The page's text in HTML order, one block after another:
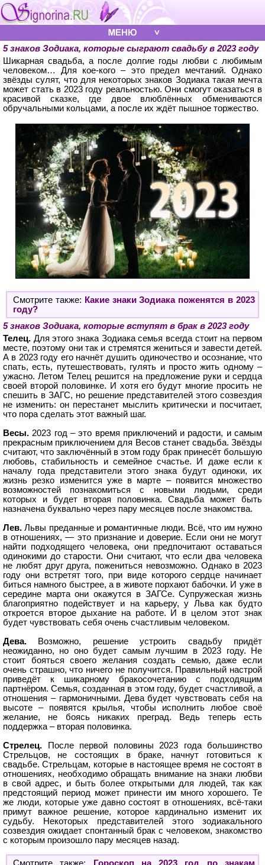
5 знаков Зодиака, которые сыграют свадьбу в 2023 году
Шикарная свадьба, а после долгие годы любви с любимым
человеком… Для кое-кого – это предел мечтаний. Однако
звёзды сулят, что для некоторых знаков Зодиака такая мечта
может стать в 2023 году реальностью. Они смогут оказаться в
красивой сказке, где двое влюблённых обмениваются
обручальными кольцами, а после их ждёт пышное торжество.
Смотрите также: Какие знаки Зодиака поженятся в 2023
году?
5 знаков Зодиака, которые вступят в брак в 2023 году
Телец. Для этого знака Зодиака семья всегда стоит на первом
месте, поэтому они так и стремятся жениться и завести детей.
А в 2023 году его начнёт душить одиночество и осознание, что
спать, есть, путешествовать, гулять и просто жить одному –
ужасно. Летом Телец решится на предложение руки и сердца
своей второй половинке. И хотя его будут многие просить не
спешить в ЗАГС, но решение представителей этого созвездия
не изменить: он перестанет мыслить критически и посчитает,
что пора сделать этот важный шаг.
Весы. 2023 год – это время приключений и радости, и самым
прекрасным приключением для Весов станет свадьба. Звёзды
считают, что заключённый в этом году брак принесёт большую
любовь, стабильность и семейное счастье. И даже если к
началу года представители этого знака будут одиноки, их
жизнь резко изменится уже в марте – появится множество
возможностей познакомиться с новыми людьми, среди
которых и будет вторая половинка. Свадьба может быть
назначена буквально через пару месяцев после знакомства.
Лев. Львы преданные и романтичные люди. Всё, что им нужно
в отношениях, — это признание и доверие. Если они не могут
найти подходящего человека, они предпочитают оставаться
одинокими до старости. Они считают, что если два человека
не любят друг друга, пожениться невозможно. Однако в 2023
году они встретят того, при виде которого сердце начинает
биться намного быстрее, а в животе порхают бабочки. И уже в
середине марта они окажутся в ЗАГСе. Супружеская жизнь
благоприятно подействует и на карьеру, у Льва как будто
откроется второе дыхание на работе. И в целом этот знак
будет чувствовать себя очень счастливым человеком.
Дева. Возможно, решение устроить свадьбу придёт
неожиданно, но оно будет самым лучшим в 2023 году. Не
стоит бояться своего желания создать семью, даже если
очень страшно, что ничего не получится. Правильный настрой
приведёт к шикарному бракосочетанию с подходящим
партнёром. Семья, созданная в этом году, будет счастливой, а
отношения – гармоничными. Дева будет чувствовать себя на
высоте – появятся крылья, чтобы исполнить любое своё
желание, не боясь никаких преград. Ведь теперь есть
поддержка – вторая половинка.
Стрелец. После первой половины 2023 года большинство
Стрельцов, не состоящих в браке, начнут готовиться к
свадьбе. Стрельцам, которые в настоящее время не состоят в
отношениях, необходимо обращать внимание на знаки любви
в свой адрес, и быть более открытыми для людей, так как
предстоящий период может принести им много хорошего. Те
же люди, которые уже давно состоят в отношениях, всё-таки
примут важное решение, которое кардинально изменит их
судьбу. Некоторых представителей этого зодиакального
созвездия ожидает спонтанный брак с человеком, знакомство
с которым произошло пару месяцев назад.